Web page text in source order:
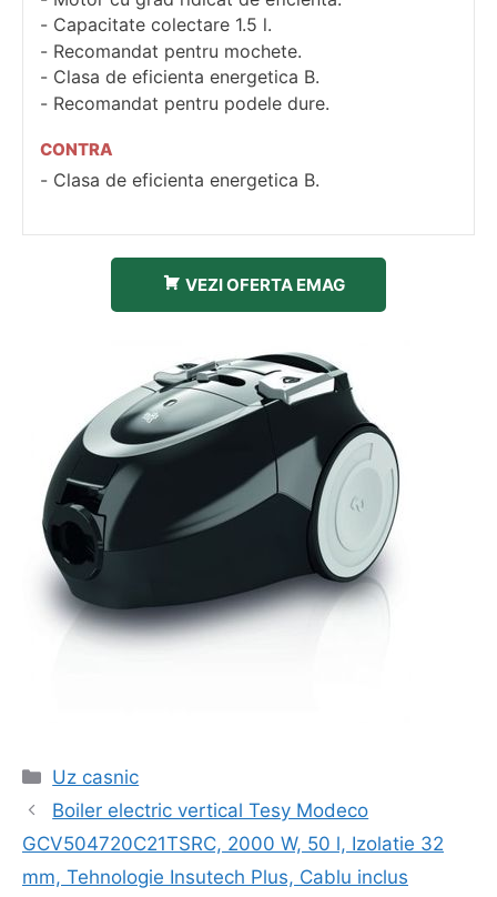
Capacitate colectare 1.5 l.
Recomandat pentru mochete.
Clasa de eficienta energetica B.
Recomandat pentru podele dure.
CONTRA
Clasa de eficienta energetica B.
VEZI OFERTA EMAG
Categorii
Uz casnic
Navigare
în
Boiler electric vertical Tesy Modeco
GCV504720C21TSRC, 2000 W, 50 l, Izolatie 32
mm, Tehnologie Insutech Plus, Cablu inclus